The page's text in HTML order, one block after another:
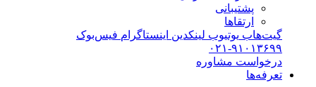
پشتیبانی
ارتقاها
گیت‌هاب یوتیوب لینکدین اینستاگرام فیس‌بوک
۰۲۱-۹۱۰۱۳۶۹۹
درخواست مشاوره
تعرفه‌ها